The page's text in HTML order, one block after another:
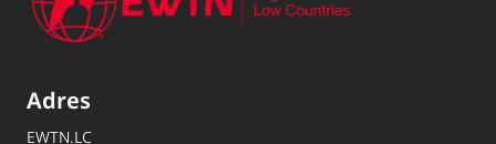
Adres
EWTN.LC